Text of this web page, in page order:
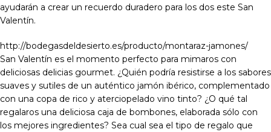
ayudarán a crear un recuerdo duradero para los dos este San
Valentín.
http://bodegasdeldesierto.es/producto/montaraz-jamones/
San Valentín es el momento perfecto para mimaros con
deliciosas delicias gourmet. ¿Quién podría resistirse a los sabores
suaves y sutiles de un auténtico jamón ibérico, complementado
con una copa de rico y aterciopelado vino tinto? ¿O qué tal
regalaros una deliciosa caja de bombones, elaborada sólo con
los mejores ingredientes? Sea cual sea el tipo de regalo que